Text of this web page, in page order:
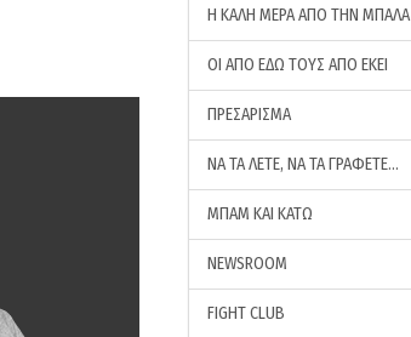
H ΚΑΛΗ ΜΕΡΑ ΑΠΟ ΤΗΝ ΜΠΑΛΑ
ΟΙ ΑΠΟ ΕΔΩ ΤΟΥΣ ΑΠΟ ΕΚΕΙ
ΠΡΕΣΑΡΙΣΜΑ
ΝΑ ΤΑ ΛΕΤΕ, ΝΑ ΤΑ ΓΡΑΦΕΤΕ…
ΜΠΑΜ ΚΑΙ ΚΑΤΩ
NEWSROOM
FIGHT CLUB